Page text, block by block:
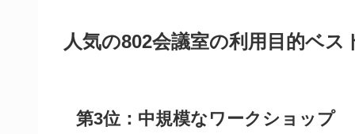
人気の802会議室の利用目的ベス
第3位：中規模なワークショップ